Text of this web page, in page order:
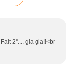
2°.... gla gla!!<br